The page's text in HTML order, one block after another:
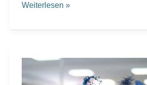
Weiterlesen »
Systemlack-
Highlights im Jubiläumsjahr